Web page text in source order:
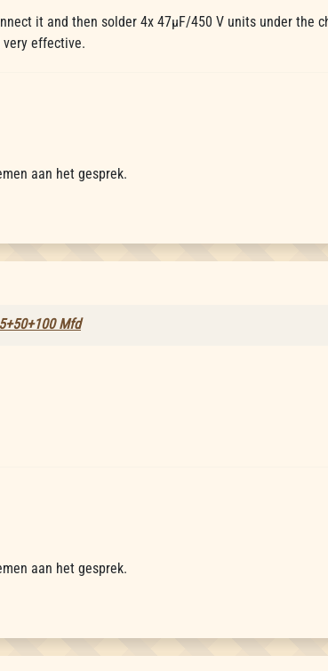
it and then solder 4x 47µF/450 V units under the
very effective.
aan het gesprek.
Mfd
aan het gesprek.